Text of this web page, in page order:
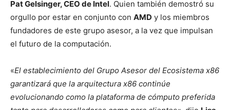
Pat Gelsinger, CEO de Intel. Quien también demostró su
orgullo por estar en conjunto con AMD y los miembros
fundadores de este grupo asesor, a la vez que impulsan
el futuro de la computación.
«El establecimiento del Grupo Asesor del Ecosistema x86
garantizará que la arquitectura x86 continúe
evolucionando como la plataforma de cómputo preferida